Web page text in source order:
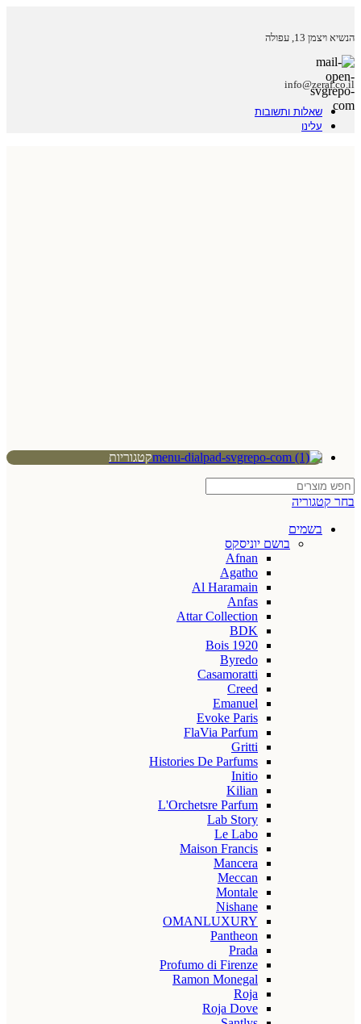
הנשיא ויצמן 13, עפולה
info@zeraf.co.il
שאלות ותשובות
עלינו
קטגוריות
בחר קטגוריה
בשמים
בושם יוניסקס
Afnan
Agatho
Al Haramain
Anfas
Attar Collection
BDK
Bois 1920
Byredo
Casamoratti
Creed
Emanuel
Evoke Paris
FlaVia Parfum
Gritti
Histories De Parfums
Initio
Kilian
L'Orchetsre Parfum
Lab Story
Le Labo
Maison Francis
Mancera
Meccan
Montale
Nishane
OMANLUXURY
Pantheon
Prada
Profumo di Firenze
Ramon Monegal
Roja
Roja Dove